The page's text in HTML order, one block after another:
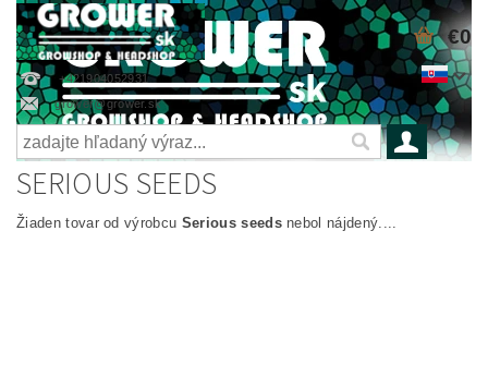
+421904052931
grower@grower.sk
€0
SERIOUS SEEDS
Žiaden tovar od výrobcu Serious seedsnebol nájdený....